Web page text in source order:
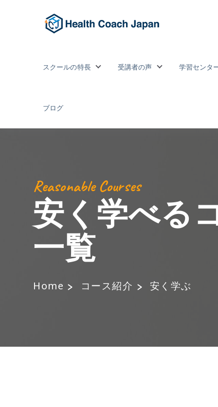
スクールの特長 Show submenu for スクールの特
受講者の声 Show submenu
学習センタ
ブログ
Reasonable Courses
安く学べる
一覧
Home コース紹介 安く学ぶ